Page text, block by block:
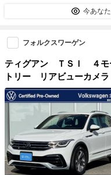
今あな
フォルクスワーゲン
ティグアン ＴＳＩ ４
トリー リアビューカメ
簿 ターボ オートエア
ーナー アダプティブク
パワーバックドア